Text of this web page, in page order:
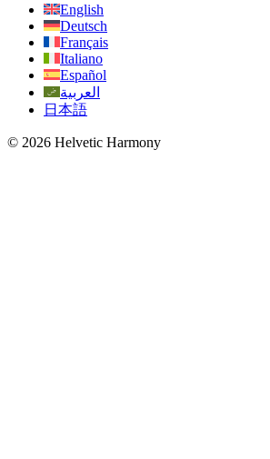
English
Deutsch
Français
Italiano
Español
العربية
日本語
© 2026 Helvetic Harmony